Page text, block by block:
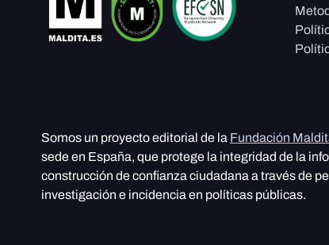
Somos un proyecto editorial de la Fundación
sede en España, que protege la integridad de la
construcción de confianza ciudadana a través de
investigación e incidencia en políticas públicas.